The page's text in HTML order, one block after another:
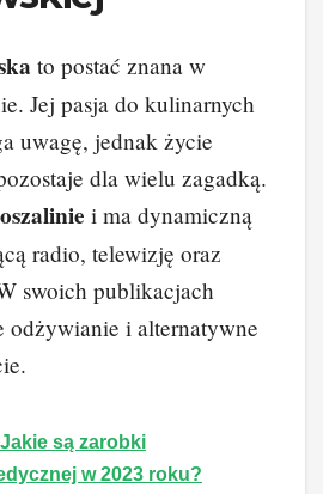
to postać znana w
Jej pasja do kulinarnych
uwagę, jednak życie
dla wielu zagadką.
i ma dynamiczną
radio, telewizję oraz
swoich publikacjach
odżywianie i alternatywne
Jakie są zarobki
w 2023 roku?